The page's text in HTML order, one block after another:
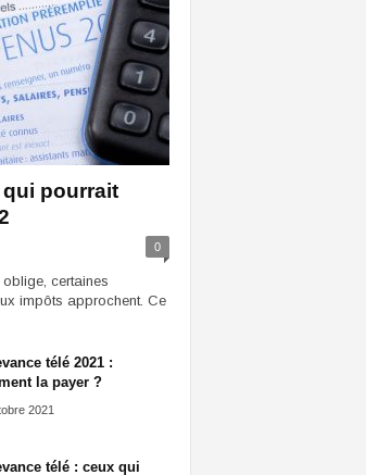
pourrait
0
certaines
impôts approchent. Ce
télé 2021 :
la payer ?
2021
télé : ceux qui